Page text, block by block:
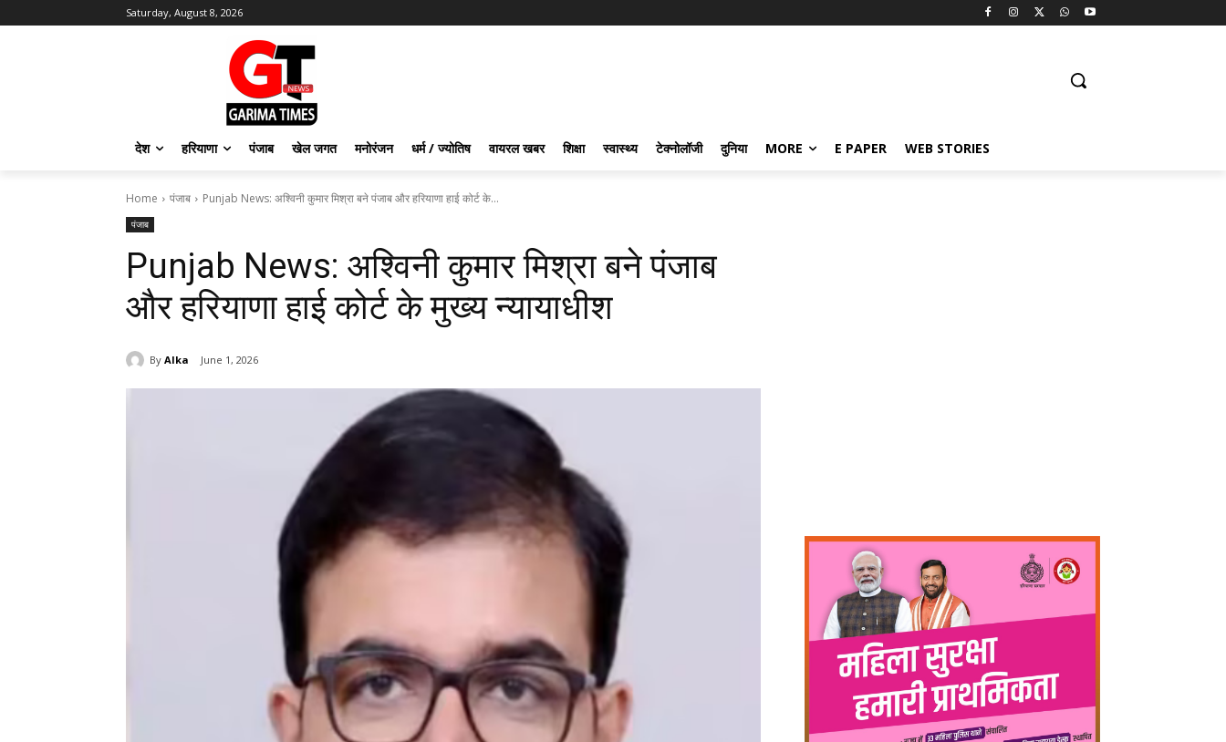
Saturday, August 8, 2026
देश हरियाणा पंजाब खेल जगत मनोरंजन धर्म / ज्योतिष वायरल खबर शिक्षा स्वास्थ्य टेक्नोलॉजी दुनिया MORE E PAPER WEB STORIES
Home पंजाब Punjab News: अश्विनी कुमार मिश्रा बने पंजाब और हरियाणा हाई कोर्ट के...
पंजाब
Punjab News: अश्विनी कुमार मिश्रा बने पंजाब
और हरियाणा हाई कोर्ट के मुख्य न्यायाधीश
By Alka June 1, 2026